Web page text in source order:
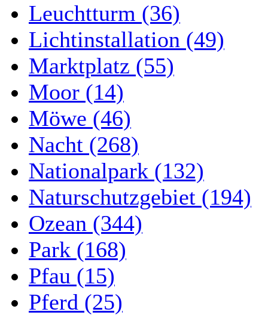
Leuchtturm (36)
Lichtinstallation (49)
Marktplatz (55)
Moor (14)
Möwe (46)
Nacht (268)
Nationalpark (132)
Naturschutzgebiet (194)
Ozean (344)
Park (168)
Pfau (15)
Pferd (25)